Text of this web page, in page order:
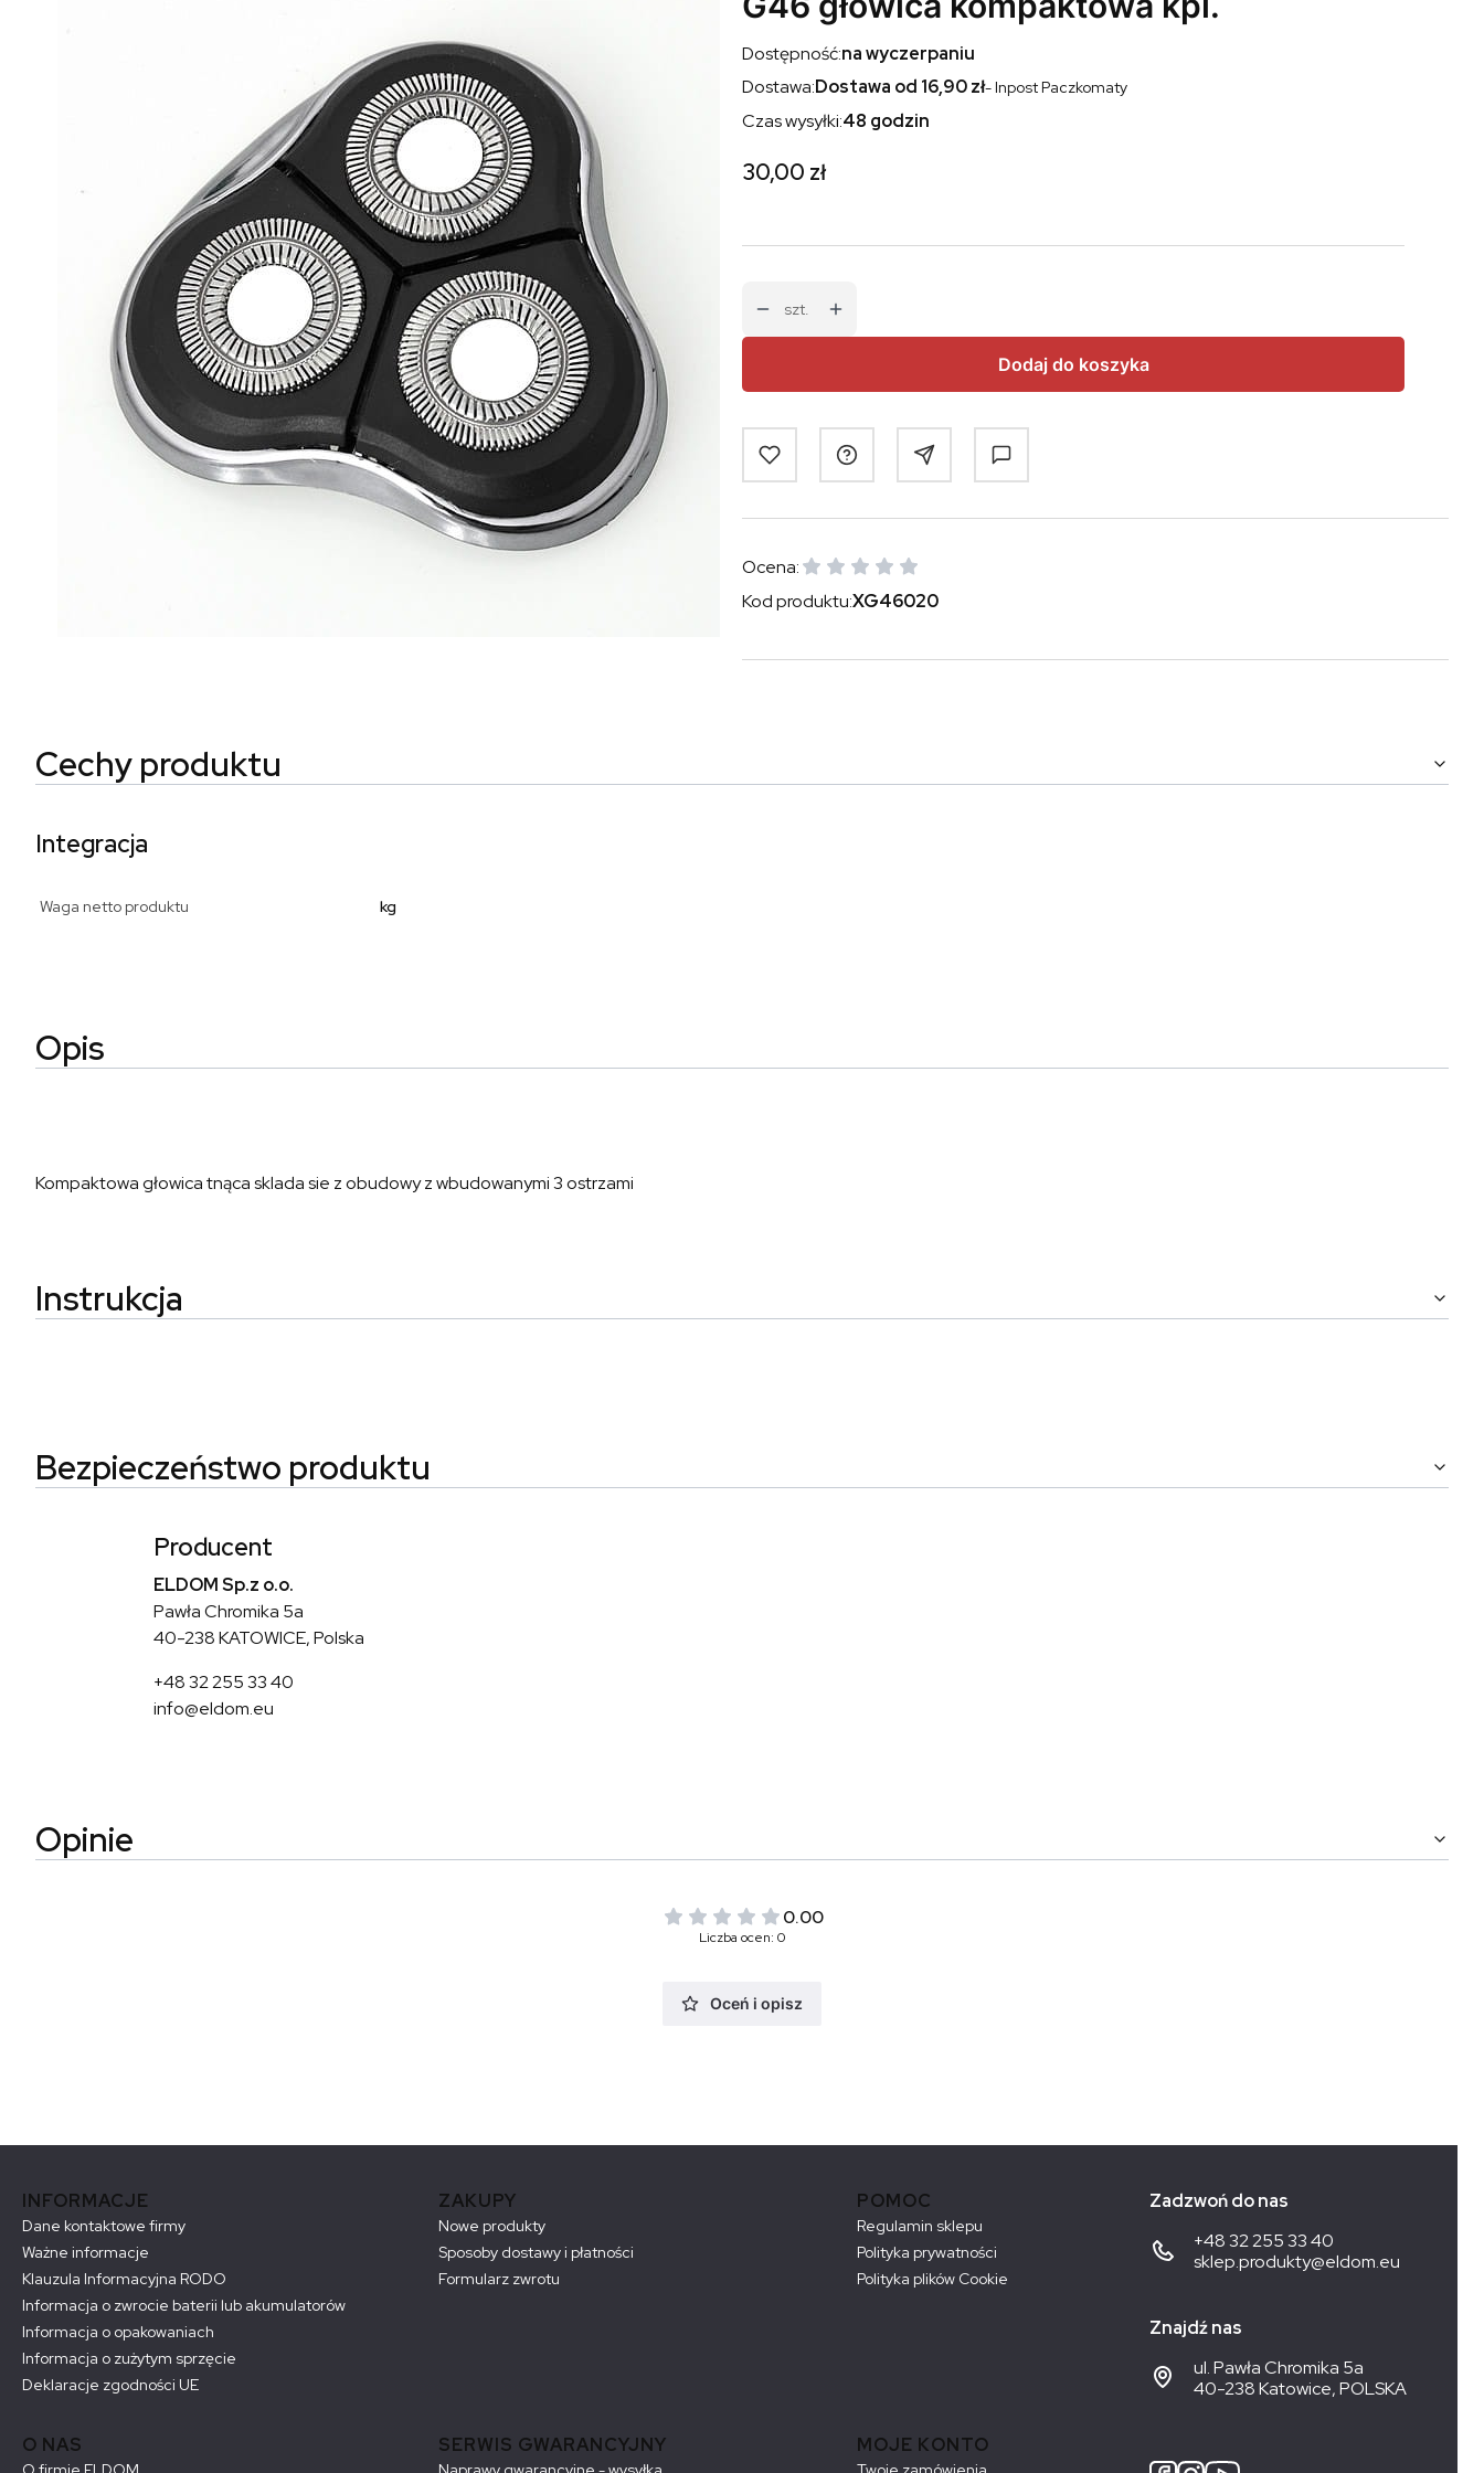
Dostępność:na wyczerpaniu
Dostawa:Dostawa od 16,90 zł- Inpost Paczkomaty
Czas wysyłki:48 godzin
Cena
30,00 zł
szt.
Dodaj do koszyka
Ocena:
Kod produktu:XG46020
Cechy produktu
Integracja
Waga netto produktu kg
Opis
Kompaktowa głowica tnąca sklada sie z obudowy z wbudowanymi 3 ostrzami
Instrukcja
Bezpieczeństwo produktu
Producent
ELDOM Sp.z o.o.
Pawła Chromika 5a
40-238 KATOWICE, Polska
+48 32 255 33 40
info@eldom.eu
Opinie
0.00
Liczba ocen: 0
Oceń i opisz
Linki w stopce
INFORMACJE
Dane kontaktowe firmy
Ważne informacje
Klauzula Informacyjna RODO
Informacja o zwrocie baterii lub akumulatorów
Informacja o opakowaniach
Informacja o zużytym sprzęcie
Deklaracje zgodności UE
ZAKUPY
Nowe produkty
Sposoby dostawy i płatności
Formularz zwrotu
POMOC
Regulamin sklepu
Polityka prywatności
Polityka plików Cookie
O NAS SERWIS GWARANCYJNY MOJE KONTO
Zadzwoń do nas
+48 32 255 33 40
sklep.produkty@eldom.eu
Znajdź nas
ul. Pawła Chromika 5a
40-238 Katowice, POLSKA